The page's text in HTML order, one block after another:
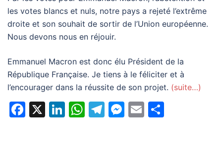
les votes blancs et nuls, notre pays a rejeté l’extrême
droite et son souhait de sortir de l’Union européenne.
Nous devons nous en réjouir.
Emmanuel Macron est donc élu Président de la
République Française. Je tiens à le féliciter et à
l’encourager dans la réussite de son projet. (suite…)
Facebook
X LinkedIn
WhatsApp
Telegram
Messenger
Email